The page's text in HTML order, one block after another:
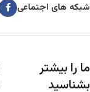
شبکه های اجتماعی
ما را بیشتر
بشناسید